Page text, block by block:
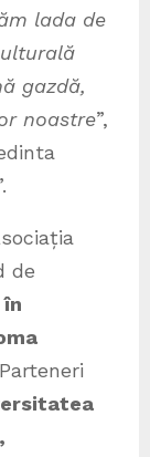
lada de
gazdă,
noastre”,
de
în